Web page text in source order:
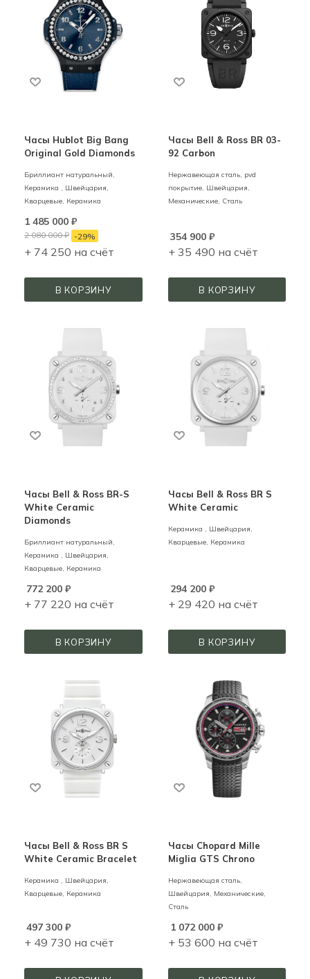
Часы Hublot Big Bang
Original Gold Diamonds
Бриллиант натуральный,
Керамика , Швейцария,
Кварцевые, Керамика
1 485 000 ₽
2 080 000₽ -29%
+ 74 250 на счёт
В КОРЗИНУ
Часы Bell & Ross BR 03-
92 Carbon
Нержавеющая сталь, pvd
покрытие, Швейцария,
Механические, Сталь
354 900₽
+ 35 490 на счёт
В КОРЗИНУ
Часы Bell & Ross BR-S
White Ceramic
Diamonds
Бриллиант натуральный,
Керамика , Швейцария,
Кварцевые, Керамика
772 200 ₽
+ 77 220 на счёт
В КОРЗИНУ
Часы Bell & Ross BR S
White Ceramic
Керамика ,
Швейцария,
Кварцевые, Керамика
294 200₽
+ 29 420 на счёт
В КОРЗИНУ
Часы Bell & Ross BR S
White Ceramic Bracelet
Керамика , Швейцария,
Кварцевые, Керамика
497 300 ₽
+ 49 730 на счёт
Часы Chopard Mille
Miglia GTS Chrono
Нержавеющая сталь,
Швейцария, Механические,
Сталь
1 072 000₽
+ 53 600 на счёт